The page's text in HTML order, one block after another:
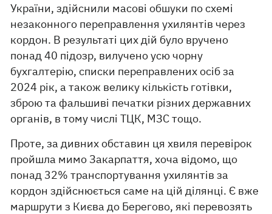
України, здійснили масові обшуки по схемі
незаконного переправлення ухилянтів через
кордон. В результаті цих дій було вручено
понад 40 підозр, вилучено усю чорну
бухгалтерію, списки переправлених осіб за
2024 рік, а також велику кількість готівки,
зброю та фальшиві печатки різних державних
органів, в тому числі ТЦК, МЗС тощо.
Проте, за дивних обставин ця хвиля перевірок
пройшла мимо Закарпаття, хоча відомо, що
понад 32% транспортування ухилянтів за
кордон здійснюється саме на цій ділянці. Є вже
маршрути з Києва до Берегово, які перевозять